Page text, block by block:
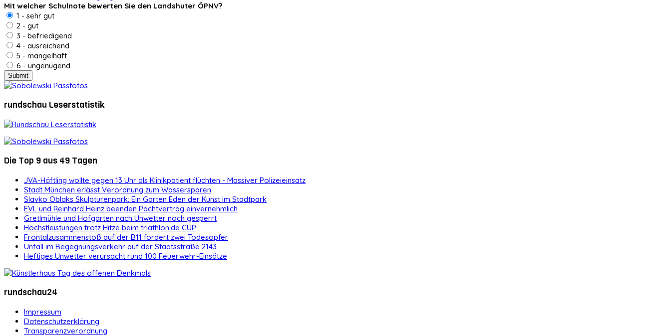
Mit welcher Schulnote bewerten Sie den Landshuter ÖPNV?
1 - sehr gut
2 - gut
3 - befriedigend
4 - ausreichend
5 - mangelhaft
6 - ungenügend
rundschau Leserstatistik
Die Top 9 aus 49 Tagen
JVA-Häftling wollte gegen 13 Uhr als Klinikpatient flüchten - Massiver Polizeieinsatz
Stadt München erlässt Verordnung zum Wassersparen
Slavko Oblaks Skulpturenpark: Ein Garten Eden der Kunst im Stadtpark
EVL und Reinhard Heinz beenden Pachtvertrag einvernehmlich
Gretlmühle und Hofgarten nach Unwetter noch gesperrt
Höchstleistungen trotz Hitze beim triathlon.de CUP
Frontalzusammenstoß auf der B11 fordert zwei Todesopfer
Unfall im Begegnungsverkehr auf der Staatsstraße 2143
Heftiges Unwetter verursacht rund 100 Feuerwehr-Einsätze
rundschau24
Impressum
Datenschutzerklärung
Transparenzverordnung